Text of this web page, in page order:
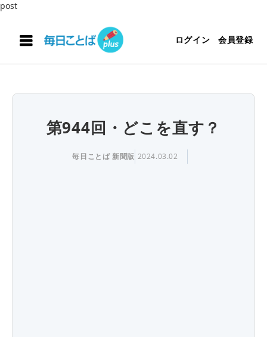
post
ログイン 会員登録
第944回・どこを直す？
毎日ことば 新聞版 2024.03.02